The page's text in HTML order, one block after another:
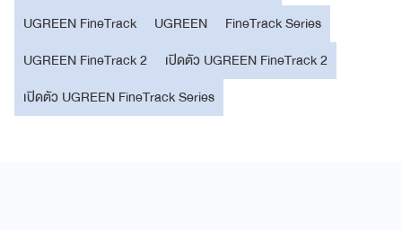
UGREEN FineTrack
UGREEN
FineTrack Series
UGREEN FineTrack 2
เปิดตัว UGREEN FineTrack 2
เปิดตัว UGREEN FineTrack Series